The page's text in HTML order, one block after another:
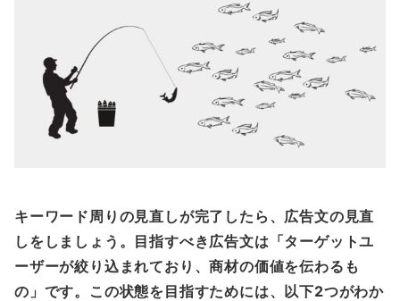
キーワード周りの見直しが完了したら、広告文の見直
しをしましょう。目指すべき広告文は「ターゲットユ
ーザーが絞り込まれており、商材の価値を伝わるも
の」です。この状態を目指すためには、以下2つがわか